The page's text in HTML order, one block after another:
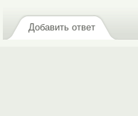
Добавить ответ